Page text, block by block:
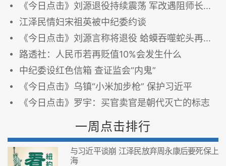
《今日点击》刘源退役持续震荡 军改遇阻师长以上写保证书
江泽民情妇宋祖英被中纪委约谈
《今日点击》刘源言称将退役 蛤蟆吞噬蛇头再现网络
路透社：人民币若再贬值10%会发生什么
中纪委设红色信箱 查证监会“内鬼”
《今日点击》乌镇“小米加步枪” 保护习近平
《今日点击》罗宇：买官卖官是朝代灭亡的标志
一周点击排行
与习近平谈崩 江泽民放弃周永康后要死保上
海